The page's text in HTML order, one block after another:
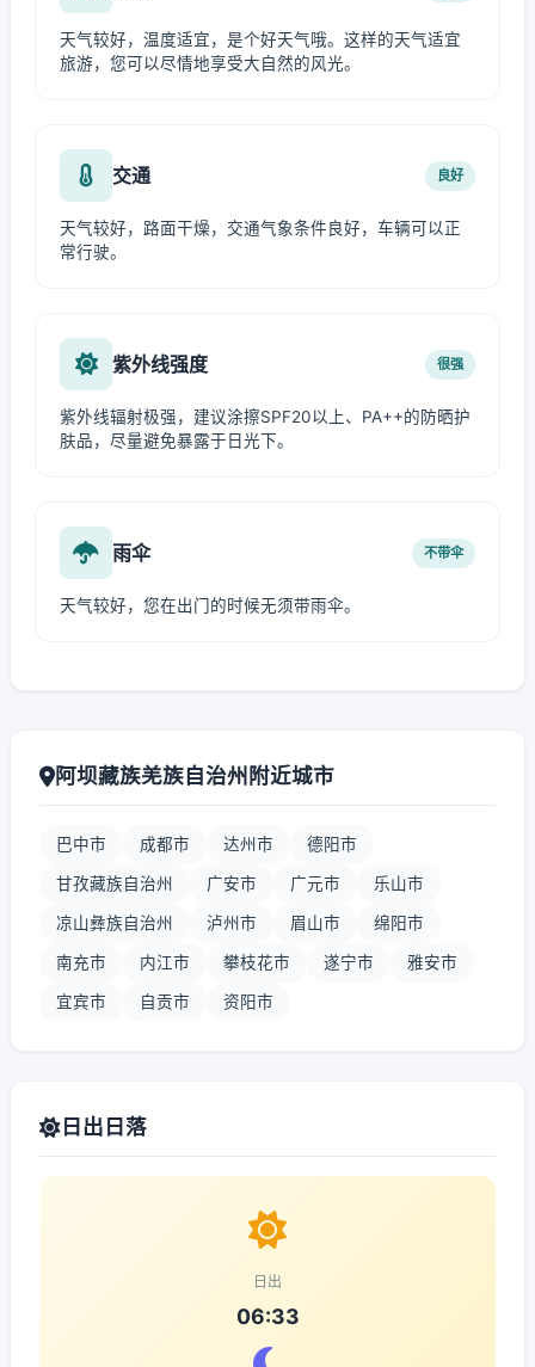
天气较好，温度适宜，是个好天气哦。这样的天气适宜
旅游，您可以尽情地享受大自然的风光。
交通 良好
天气较好，路面干燥，交通气象条件良好，车辆可以正
常行驶。
紫外线强度 很强
紫外线辐射极强，建议涂擦SPF20以上、PA++的防晒护
肤品，尽量避免暴露于日光下。
雨伞 不带伞
天气较好，您在出门的时候无须带雨伞。
阿坝藏族羌族自治州附近城市
巴中市 成都市 达州市 德阳市
甘孜藏族自治州 广安市 广元市 乐山市
凉山彝族自治州 泸州市 眉山市 绵阳市
南充市 内江市 攀枝花市 遂宁市 雅安市
宜宾市 自贡市 资阳市
日出日落
日出
06:33